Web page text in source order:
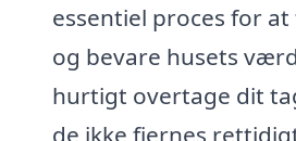
essentiel proces for
og bevare husets
hurtigt overtage dit
de ikke fjernes